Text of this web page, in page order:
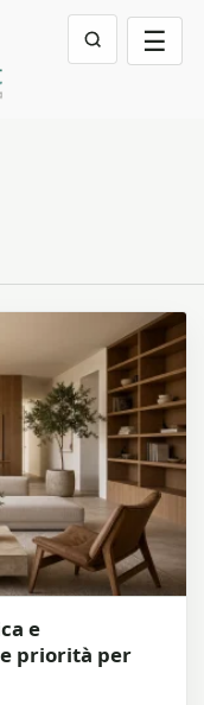
☰
e
priorità per